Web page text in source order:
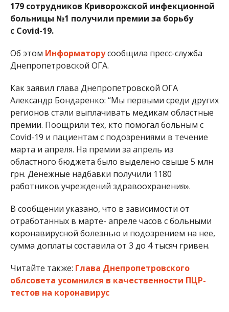
179 сотрудников Криворожской инфекционной
больницы №1 получили премии за борьбу
с Covid-19.
Об этом Информаторусообщила пресс-служба
Днепропетровской ОГА.
Как заявил глава Днепропетровской ОГА
Александр Бондаренко: “Мы первыми среди других
регионов стали выплачивать медикам областные
премии. Поощрили тех, кто помогал больным с
Covid-19 и пациентам с подозрениями в течение
марта и апреля. На премии за апрель из
областного бюджета было выделено свыше 5 млн
грн. Денежные надбавки получили 1180
работников учреждений здравоохранения».
В сообщении указано, что в зависимости от
отработанных в марте- апреле часов с больными
коронавирусной болезнью и подозрением на нее,
сумма доплаты составила от 3 до 4 тысяч гривен.
Читайте также: Глава Днепропетровского
облсовета усомнился в качественности ПЦР-
тестов на коронавирус